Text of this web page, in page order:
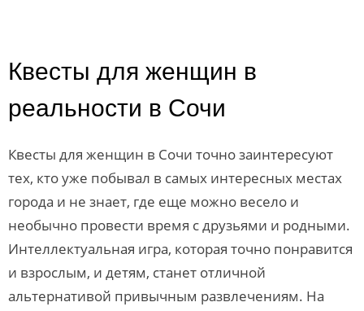
Квесты для женщин в
реальности в Сочи
Квесты для женщин в Сочи точно заинтересуют
тех, кто уже побывал в самых интересных местах
города и не знает, где еще можно весело и
необычно провести время с друзьями и родными.
Интеллектуальная игра, которая точно понравится
и взрослым, и детям, станет отличной
альтернативой привычным развлечениям. На